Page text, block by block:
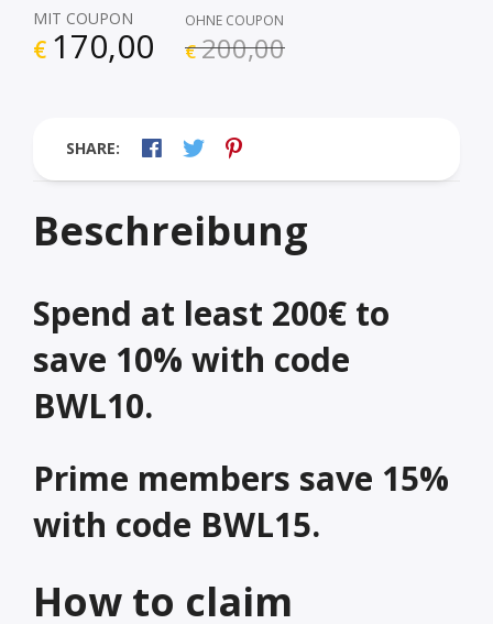
MIT COUPON
€ 170,00
OHNE COUPON
€ 200,00
SHARE:
Beschreibung
Spend at least 200€ to
save 10% with code
BWL10.
Prime members save 15%
with code BWL15.
How to claim